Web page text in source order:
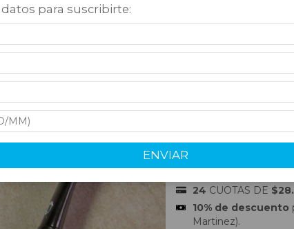
PIPA
LISO -
Precio sin impuestos
24 CUOTAS DE
10% de descuento
Martinez).
para suscribirte:
ENVIAR